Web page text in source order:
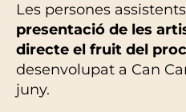
Les persones
presentació de les
directe el fruit del
desenvolupat a Can
juny.